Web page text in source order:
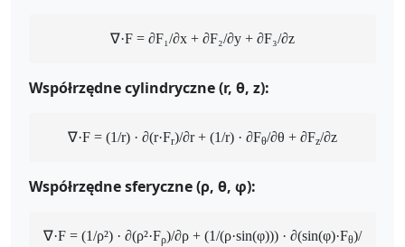
∇·F = ∂F₁/∂x + ∂F₂/∂y + ∂F₃/∂z
Współrzędne cylindryczne (r, θ, z):
∇·F = (1/r) · ∂(r·Fr)/∂r + (1/r) · ∂Fθ/∂θ + ∂Fz/∂z
Współrzędne sferyczne (ρ, θ, φ):
∇·F = (1/ρ²) · ∂(ρ²·Fρ)/∂ρ + (1/(ρ·sin(φ))) · ∂(sin(φ)·Fθ)/